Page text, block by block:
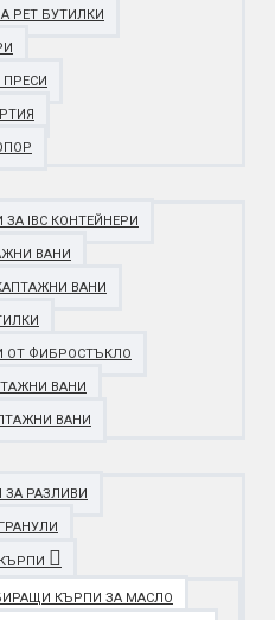
PET БУТИЛКИ
IBC КОНТЕЙНЕРИ
ВАНИ
ВАНИ
ОТ ФИБРОСТЪКЛО
ВАНИ
ВАНИ
ЗА РАЗЛИВИ
КЪРПИ ЗА МАСЛО